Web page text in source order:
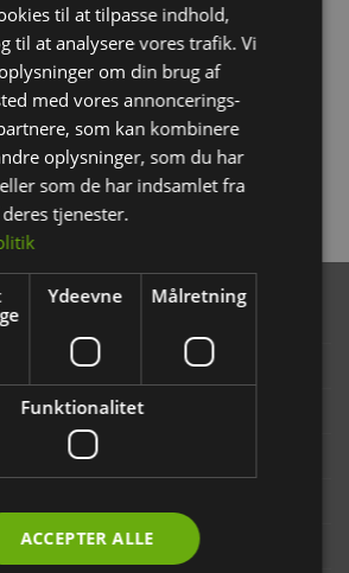
bevare bladene
at bevare vigtige vitaminer og
til at tilpasse indhold,
til at analysere vores trafik. Vi
om din brug af
med vores annoncerings-
som kan kombinere
oplysninger, som du har
som de har indsamlet fra
tjenester.
Ydeevne Målretning
Funktionalitet
ACCEPTER ALLE